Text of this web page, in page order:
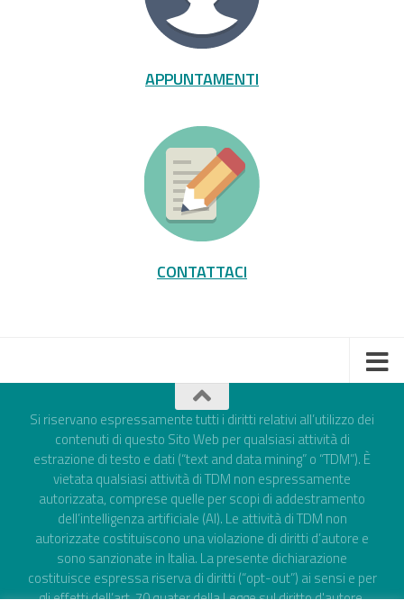
APPUNTAMENTI
CONTATTACI
Si riservano espressamente tutti i diritti relativi all’utilizzo dei
contenuti di questo Sito Web per qualsiasi attività di
estrazione di testo e dati (“text and data mining” o “TDM”). È
vietata qualsiasi attività di TDM non espressamente
autorizzata, comprese quelle per scopi di addestramento
dell’intelligenza artificiale (AI). Le attività di TDM non
autorizzate costituiscono una violazione di diritti d’autore e
sono sanzionate in Italia. La presente dichiarazione
costituisce espressa riserva di diritti (“opt-out”) ai sensi e per